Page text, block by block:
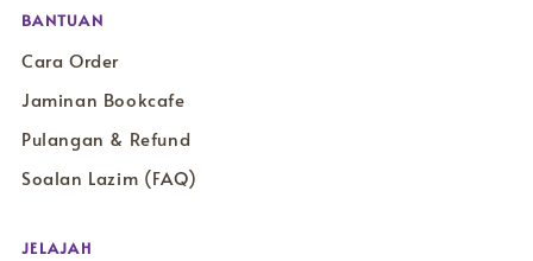
BANTUAN
Cara Order
Jaminan Bookcafe
Pulangan & Refund
Soalan Lazim (FAQ)
JELAJAH